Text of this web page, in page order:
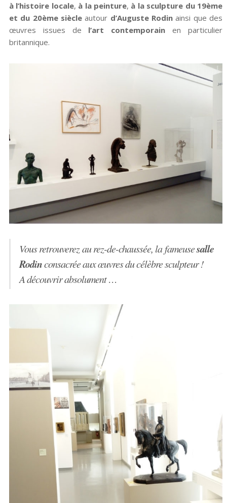
à l’histoire locale, à la peinture, à la sculpture du 19ème
et du 20ème siècleautour d’Auguste Rodin ainsi que des
œuvres issues de l’art contemporain en particulier
britannique.
Vous retrouverez au rez-de-chaussée, la fameusesalle
Rodinconsacrée aux œuvres du célèbre sculpteur !
A découvrir absolument …